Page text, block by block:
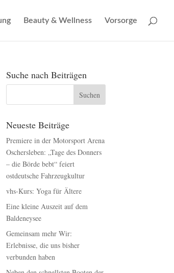
Beauty & Wellness Vorsorge
Suche nach Beiträgen
Neueste Beiträge
Premiere in der Motorsport Arena
Oschersleben: „Tage des Donners
– die Börde bebt“ feiert
ostdeutsche Fahrzeugkultur
vhs-Kurs: Yoga für Ältere
Eine kleine Auszeit auf dem
Baldeneysee
Gemeinsam mehr Wir:
Erlebnisse, die uns bisher
verbunden haben